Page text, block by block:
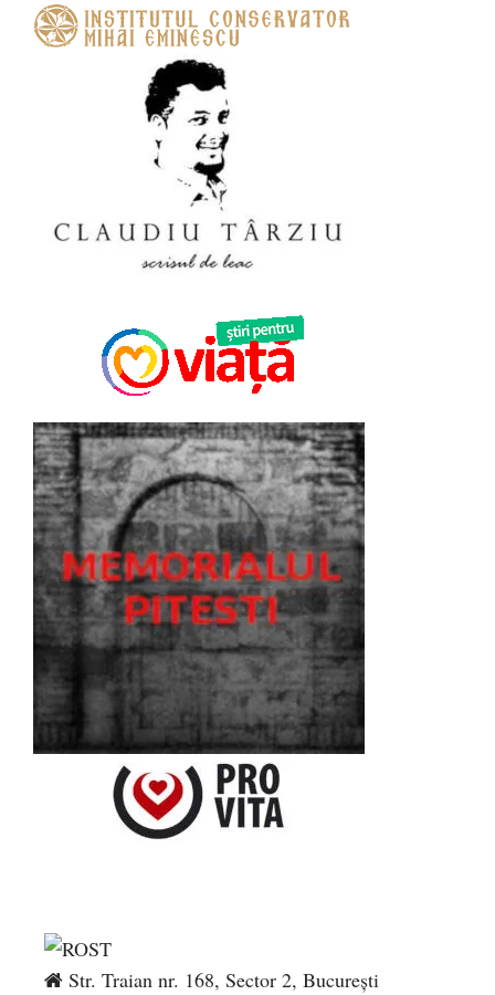
Str. Traian nr. 168, Sector 2, București